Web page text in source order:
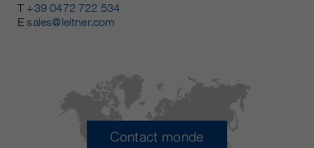
T +39 0472 722 534
Esales@leitner.com
Contact monde